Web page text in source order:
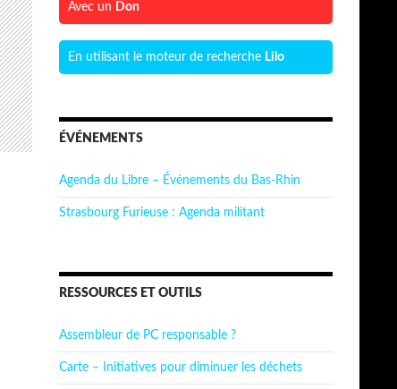
Avec un Don
En utilisant le moteur de recherche Lilo
ÉVÉNEMENTS
Agenda du Libre – Événements du Bas-Rhin
Strasbourg Furieuse : Agenda militant
RESSOURCES ET OUTILS
Assembleur de PC responsable ?
Carte – Initiatives pour diminuer les déchets